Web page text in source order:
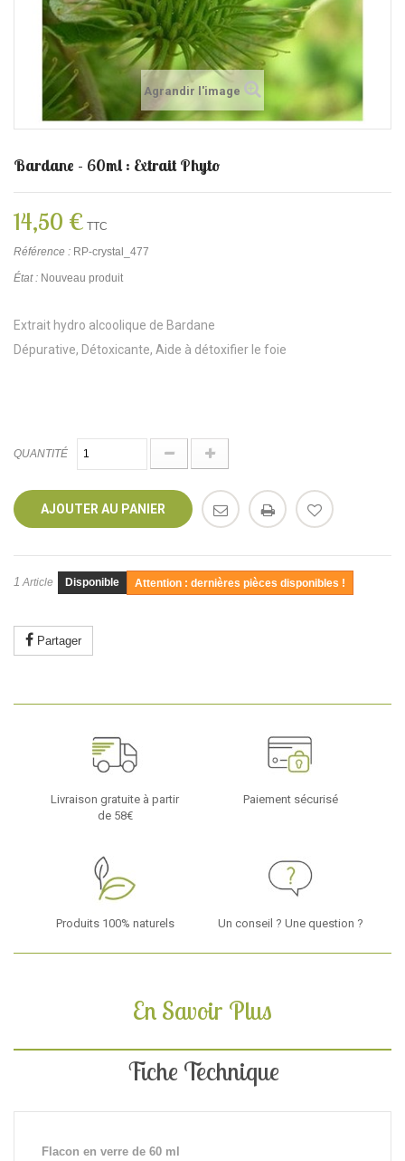
Agrandir l'image
Bardane - 60ml : Extrait Phyto
14,50 € TTC
Référence : RP-crystal_477
État : Nouveau produit
Extrait hydro alcoolique de Bardane
Dépurative, Détoxicante, Aide à détoxifier le foie
QUANTITÉ
AJOUTER AU PANIER
1 Article Disponible Attention : dernières pièces disponibles !
Partager
Livraison gratuite à partir
de 58€
Paiement sécurisé
Produits 100% naturels Un conseil ? Une question ?
En Savoir Plus
Fiche Technique
Flacon en verre de 60 ml